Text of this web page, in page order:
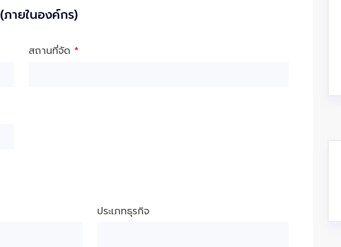
ายในองค์กร)
สถานที่จัด *
ประเภทธุรกิจ